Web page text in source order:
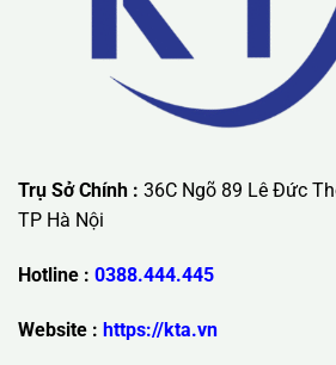
Trụ Sở Chính :